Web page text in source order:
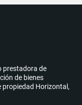
prestadora de
de bienes
propiedad Horizontal,